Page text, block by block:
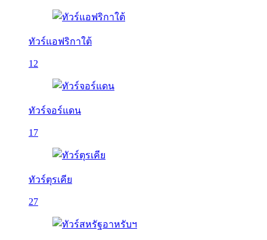
ทัวร์แอฟริกาใต้
12
ทัวร์จอร์แดน
17
ทัวร์ตุรเคีย
27